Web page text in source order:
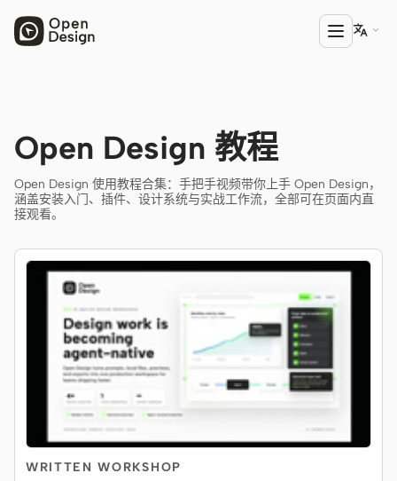
Open Design
HTML Anything
HTML Video
Codex Slides
Open Design Plugin
AGENT
Codex
Cursor Agent
Claude Code
OpenCode

Open Design 教程
Open Design 使用教程合集：手把手视频带你上手 Open Design，
涵盖安装入门、插件、设计系统与实战工作流，全部可在页面内直
接观看。
WRITTEN WORKSHOP